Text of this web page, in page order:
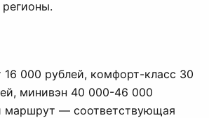
16 000 рублей, комфорт-класс 30
минивэн 40 000-46 000
маршрут — соответствующая